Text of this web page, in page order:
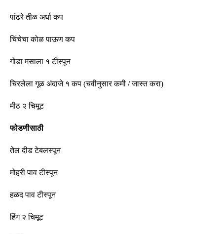
पांढरे तीळ अर्धा कप
चिंचेचा कोळ पाऊण कप
गोडा मसाला १टीस्पून
चिरलेला गूळ अंदाजे १ कप (चवीनुसार कमी /जास्त करा)
मीठ २ चिमूट
फोडणीसाठी
तेल दीड टेबलस्पून
मोहरी पाव टीस्पून
हळद पाव टीस्पून
हिंग २ चिमूट